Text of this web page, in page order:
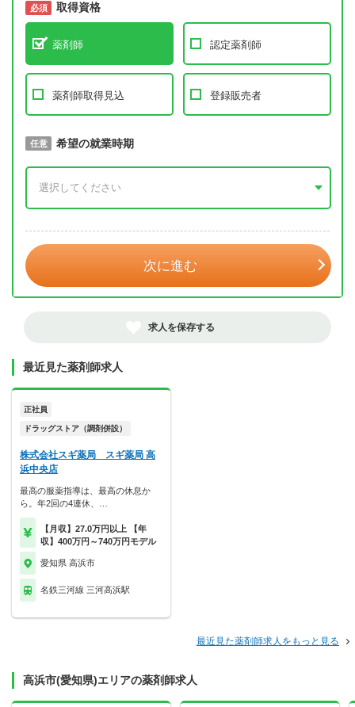
必須 取得資格
薬剤師 認定薬剤師
薬剤師取得見込 登録販売者
必須 取得予定年
任意 希望の就業時期
次に進む
求人を保存する
最近見た薬剤師求人
正社員
ドラッグストア（調剤併設）
株式会社スギ薬局 スギ薬局 高
浜中央店
最高の服薬指導は、最高の休息か
ら。年2回の4連休、…
【月収】27.0万円以上 【年
収】400万円～740万円モデル
愛知県 高浜市
名鉄三河線 三河高浜駅
最近見た薬剤師求人をもっと見る
高浜市(愛知県)エリアの薬剤師求人